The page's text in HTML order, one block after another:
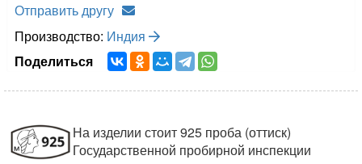
Отправить другу
Производство: Индия
Поделиться
На изделии стоит 925 проба (оттиск)
Государственной пробирной инспекции